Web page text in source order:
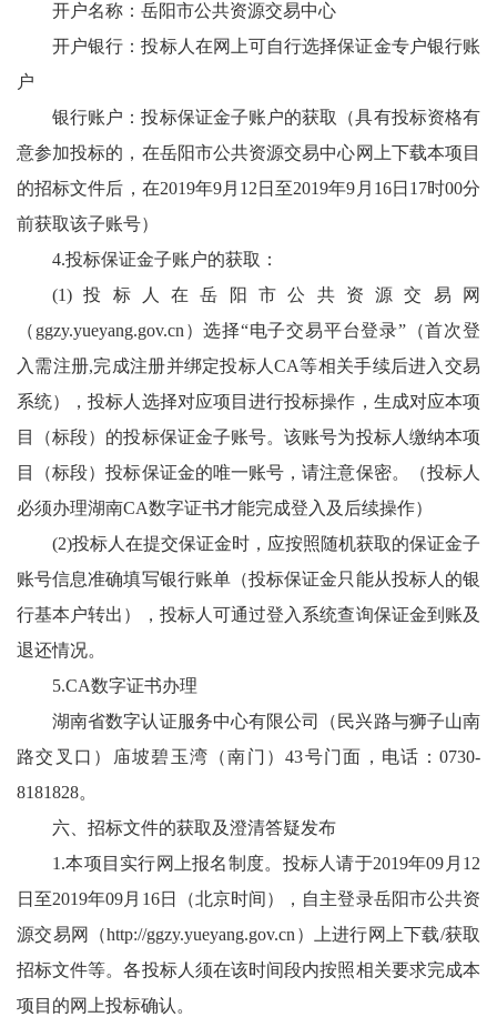
开户名称：岳阳市公共资源交易中心
开户银行：投标人在网上可自行选择保证金专户银行账
户
银行账户：投标保证金子账户的获取（具有投标资格有
意参加投标的，在岳阳市公共资源交易中心网上下载本项目
的招标文件后，在2019年9月12日至2019年9月16日17时00分
前获取该子账号）
4.投标保证金子账户的获取：
(1)投标人在岳阳市公共资源交易网
（ggzy.yueyang.gov.cn）选择“电子交易平台登录”（首次登
入需注册,完成注册并绑定投标人CA等相关手续后进入交易
系统），投标人选择对应项目进行投标操作，生成对应本项
目（标段）的投标保证金子账号。该账号为投标人缴纳本项
目（标段）投标保证金的唯一账号，请注意保密。（投标人
必须办理湖南CA数字证书才能完成登入及后续操作）
(2)投标人在提交保证金时，应按照随机获取的保证金子
账号信息准确填写银行账单（投标保证金只能从投标人的银
行基本户转出），投标人可通过登入系统查询保证金到账及
退还情况。
5.CA数字证书办理
湖南省数字认证服务中心有限公司（民兴路与狮子山南
路交叉口）庙坡碧玉湾（南门）43号门面，电话：0730-
8181828。
六、招标文件的获取及澄清答疑发布
1.本项目实行网上报名制度。投标人请于2019年09月12
日至2019年09月16日（北京时间），自主登录岳阳市公共资
源交易网（http://ggzy.yueyang.gov.cn）上进行网上下载/获取
招标文件等。各投标人须在该时间段内按照相关要求完成本
项目的网上投标确认。